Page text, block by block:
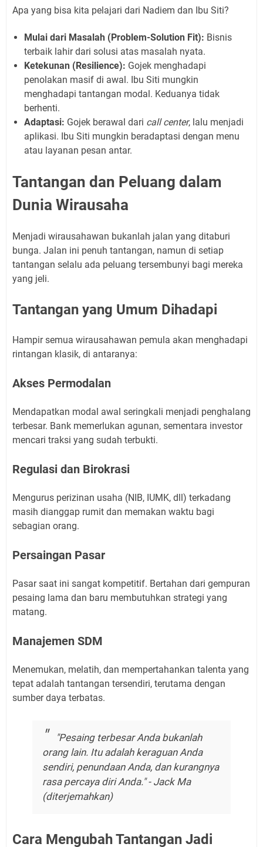
Apa yang bisa kita pelajari dari Nadiem dan Ibu Siti?
Mulai dari Masalah (Problem-Solution Fit): Bisnis
terbaik lahir dari solusi atas masalah nyata.
Ketekunan (Resilience): Gojek menghadapi
penolakan masif di awal. Ibu Siti mungkin
menghadapi tantangan modal. Keduanya tidak
berhenti.
Adaptasi: Gojek berawal dari call center, lalu menjadi
aplikasi. Ibu Siti mungkin beradaptasi dengan menu
atau layanan pesan antar.
Tantangan dan Peluang dalam
Dunia Wirausaha
Menjadi wirausahawan bukanlah jalan yang ditaburi
bunga. Jalan ini penuh tantangan, namun di setiap
tantangan selalu ada peluang tersembunyi bagi mereka
yang jeli.
Tantangan yang Umum Dihadapi
Hampir semua wirausahawan pemula akan menghadapi
rintangan klasik, di antaranya:
Akses Permodalan
Mendapatkan modal awal seringkali menjadi penghalang
terbesar. Bank memerlukan agunan, sementara investor
mencari traksi yang sudah terbukti.
Regulasi dan Birokrasi
Mengurus perizinan usaha (NIB, IUMK, dll) terkadang
masih dianggap rumit dan memakan waktu bagi
sebagian orang.
Persaingan Pasar
Pasar saat ini sangat kompetitif. Bertahan dari gempuran
pesaing lama dan baru membutuhkan strategi yang
matang.
Manajemen SDM
Menemukan, melatih, dan mempertahankan talenta yang
tepat adalah tantangan tersendiri, terutama dengan
sumber daya terbatas.
"Pesaing terbesar Anda bukanlah
orang lain. Itu adalah keraguan Anda
sendiri, penundaan Anda, dan kurangnya
rasa percaya diri Anda." - Jack Ma
(diterjemahkan)
Cara Mengubah Tantangan Jadi